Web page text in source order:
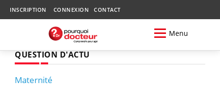
INSCRIPTION CONNEXION CONTACT
Menu
QUESTION D'ACTU
Maternité